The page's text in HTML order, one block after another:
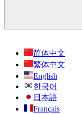
简体中文
繁体中文
English
한국어
日本語
Français